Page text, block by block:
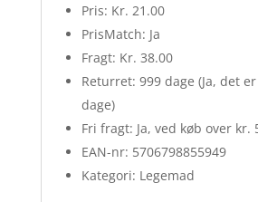
Pris: Kr. 21.00
PrisMatch: Ja
Fragt: Kr. 38.00
Returret: 999 dage (Ja, det
dage)
Fri fragt: Ja, ved køb over kr.
EAN-nr: 5706798855949
Kategori: Legemad